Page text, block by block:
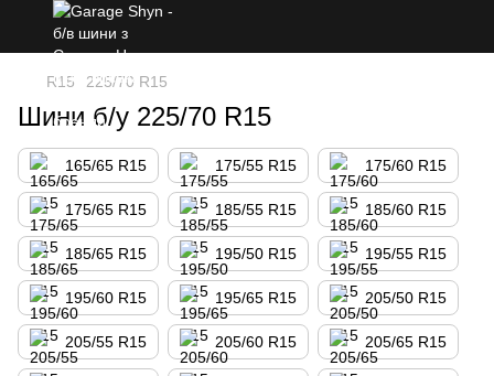
R15 225/70 R15
Шини б/у 225/70 R15
165/65 R15 175/55 R15 175/60 R15
175/65 R15 185/55 R15 185/60 R15
185/65 R15 195/50 R15 195/55 R15
195/60 R15 195/65 R15 205/50 R15
205/55 R15 205/60 R15 205/65 R15